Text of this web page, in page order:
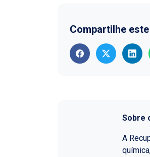
Compartilhe
Sobre
A